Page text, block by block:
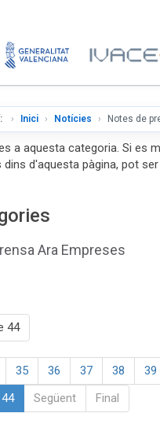
Inici Notícies Notes de
a aquesta categoria. Si es
d'aquesta pàgina, pot
Ara Empreses
44
35 36 37 38 39
44 Següent Final